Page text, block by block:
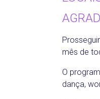
mês de
O
dança,